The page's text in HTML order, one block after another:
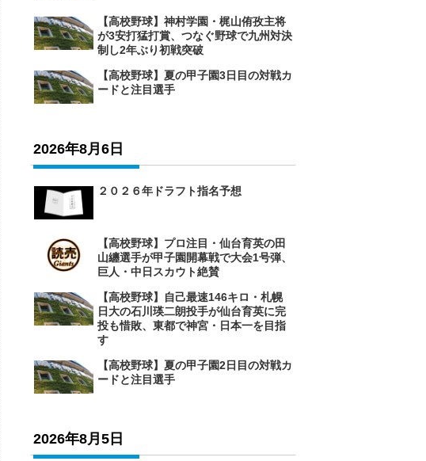
【高校野球】神村学園・梶山侑孜主将
が3安打猛打賞、つなぐ野球で九州対決
制し2年ぶり初戦突破
【高校野球】夏の甲子園3日目の対戦カ
ードと注目選手
2026年8月6日
２０２６年ドラフト指名予想
【高校野球】プロ注目・仙台育英の田
山纏選手が甲子園開幕戦で大会1号弾、
巨人・中日スカウト絶賛
【高校野球】自己最速146キロ・札幌
日大の石川瑛二朗投手が仙台育英に完
投も惜敗、東都で神宮・日本一を目指
す
【高校野球】夏の甲子園2日目の対戦カ
ードと注目選手
2026年8月5日